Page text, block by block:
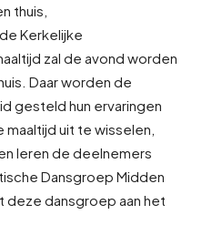
thuis,
Kerkelijke
zal de avond worden
Daar worden de
gesteld hun ervaringen
uit te wisselen,
leren de deelnemers
Dansgroep Midden
deze dansgroep aan het